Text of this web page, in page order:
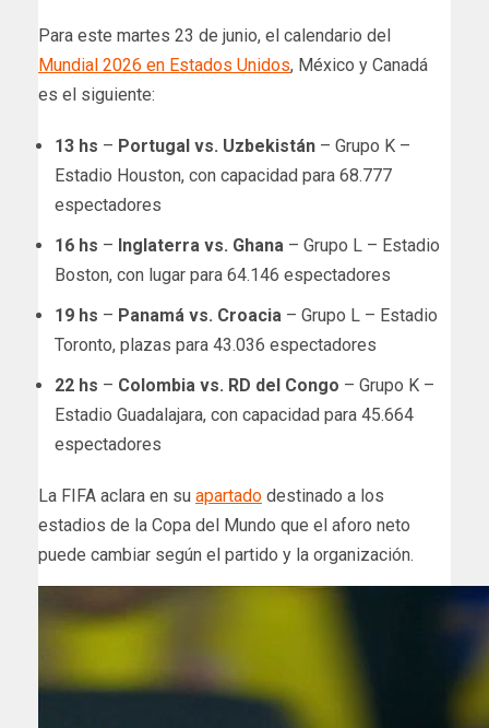
Para este martes 23 de junio, el calendario del
Mundial 2026 en Estados Unidos, México y Canadá
es el siguiente:
13 hs – Portugal vs. Uzbekistán – Grupo K –
Estadio Houston, con capacidad para 68.777
espectadores
16 hs – Inglaterra vs. Ghana – Grupo L – Estadio
Boston, con lugar para 64.146 espectadores
19 hs – Panamá vs. Croacia – Grupo L – Estadio
Toronto, plazas para 43.036 espectadores
22 hs – Colombia vs. RD del Congo – Grupo K –
Estadio Guadalajara, con capacidad para 45.664
espectadores
La FIFA aclara en su apartado destinado a los
estadios de la Copa del Mundo que el aforo neto
puede cambiar según el partido y la organización.